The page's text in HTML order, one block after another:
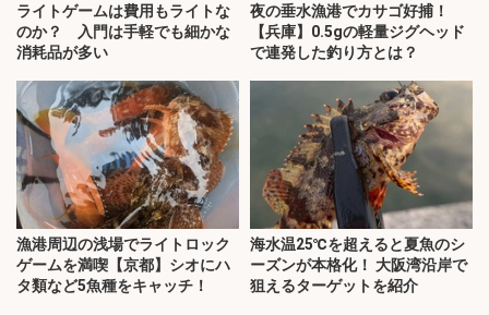
ライトゲームは費用もライトな
のか？ 入門は手軽でも細かな
消耗品が多い
夜の垂水漁港でカサゴ好捕！
【兵庫】0.5gの軽量ジグヘッド
で連発した釣り方とは？
漁港周辺の浅場でライトロック
ゲームを満喫【京都】シオにハ
タ類など5魚種をキャッチ！
海水温25℃を超えると夏魚のシ
ーズンが本格化！ 大阪湾沿岸で
狙えるターゲットを紹介